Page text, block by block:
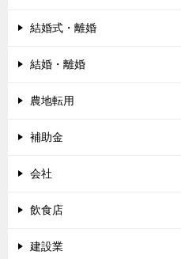
結婚式・離婚
結婚・離婚
農地転用
補助金
会社
飲食店
建設業